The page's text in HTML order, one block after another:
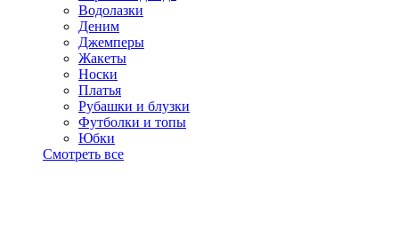
Водолазки
Деним
Джемперы
Жакеты
Носки
Платья
Рубашки и блузки
Футболки и топы
Юбки
Смотреть все